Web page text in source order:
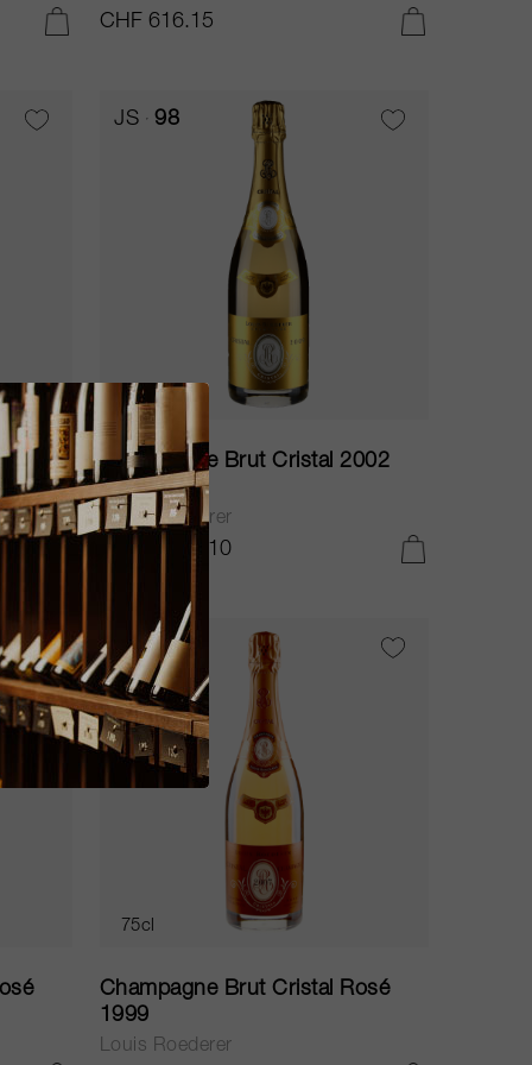
CHF 616.15
JS 98
600cl
Champagne Brut Cristal 2002
Louis Roederer
CHF 6’594.10
75cl
Champagne Brut Cristal Rosé
1999
Louis Roederer